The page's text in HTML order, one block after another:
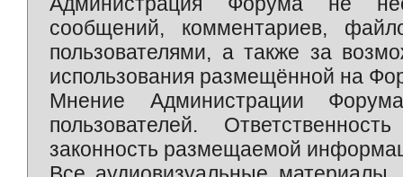
сообщений, комментариев,
пользователями, а также за
использования размещённой на
Мнение Администрации
пользователей.
законность размещаемой